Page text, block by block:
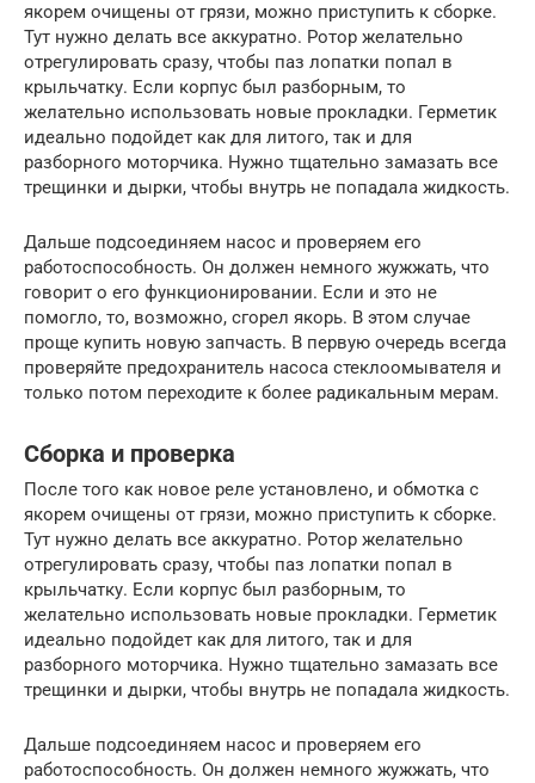
якорем очищены от грязи, можно приступить к сборке.
Тут нужно делать все аккуратно. Ротор желательно
отрегулировать сразу, чтобы паз лопатки попал в
крыльчатку. Если корпус был разборным, то
желательно использовать новые прокладки. Герметик
идеально подойдет как для литого, так и для
разборного моторчика. Нужно тщательно замазать все
трещинки и дырки, чтобы внутрь не попадала жидкость.
Дальше подсоединяем насос и проверяем его
работоспособность. Он должен немного жужжать, что
говорит о его функционировании. Если и это не
помогло, то, возможно, сгорел якорь. В этом случае
проще купить новую запчасть. В первую очередь всегда
проверяйте предохранитель насоса стеклоомывателя и
только потом переходите к более радикальным мерам.
Сборка и проверка
После того как новое реле установлено, и обмотка с
якорем очищены от грязи, можно приступить к сборке.
Тут нужно делать все аккуратно. Ротор желательно
отрегулировать сразу, чтобы паз лопатки попал в
крыльчатку. Если корпус был разборным, то
желательно использовать новые прокладки. Герметик
идеально подойдет как для литого, так и для
разборного моторчика. Нужно тщательно замазать все
трещинки и дырки, чтобы внутрь не попадала жидкость.
Дальше подсоединяем насос и проверяем его
работоспособность. Он должен немного жужжать, что